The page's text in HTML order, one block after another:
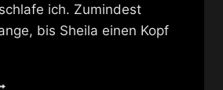
ich. Zumindest
bis Sheila einen Kopf